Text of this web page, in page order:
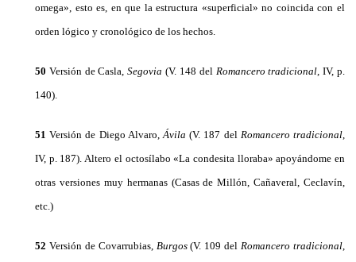
omega», esto es, en que la estructura «superficial» no coincida con el
orden lógico y cronológico de los hechos.
50 Versión de Casla,Segovia (V. 148 del Romancero tradicional , IV, p.
140).
51 Versión de Diego Alvaro, Ávila (V. 187 del Romancero tradicional
IV, p. 187). Altero el octosílabo «La condesita lloraba» apoyándome en
otras versiones muy hermanas (Casas de Millón, Cañaveral, Ceclavín,
etc.)
52 Versión de Covarrubias, Burgos(V. 109 del Romancero tradicional